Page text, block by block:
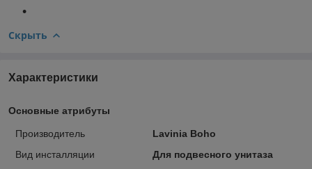
Скрыть
Характеристики
Основные атрибуты
Производитель
Lavinia Boho
Вид инсталляции
Для подвесного унитаза